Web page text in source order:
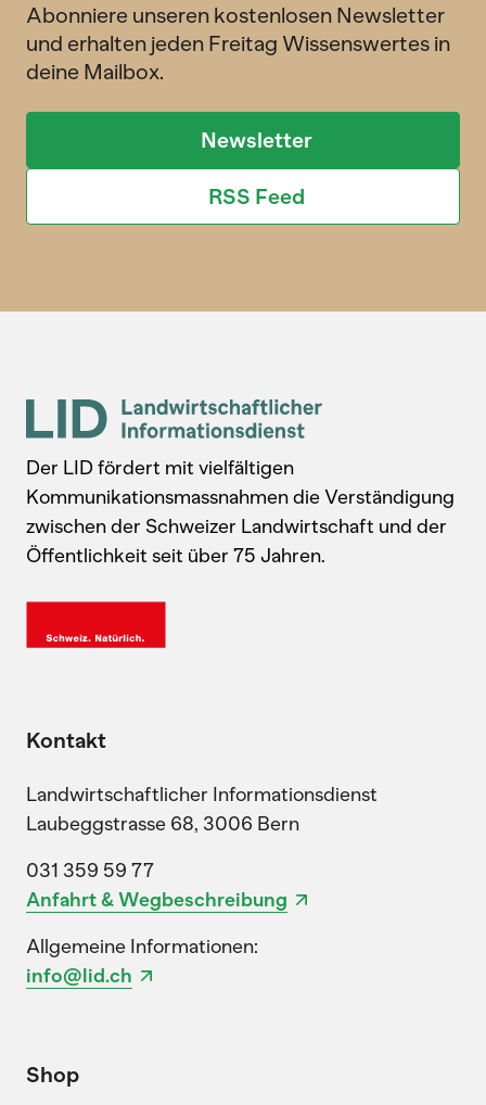
Abonniere unseren kostenlosen Newsletter
und erhalten jeden Freitag Wissenswertes in
deine Mailbox.
Newsletter
RSS Feed
Der LID fördert mit vielfältigen
Kommunikationsmassnahmen die Verständigung
zwischen der Schweizer Landwirtschaft und der
Öffentlichkeit seit über 75 Jahren.
Kontakt
Landwirtschaftlicher Informationsdienst
Laubeggstrasse 68, 3006 Bern
031 359 59 77
Anfahrt & Wegbeschreibung
Allgemeine Informationen:
info@lid.ch
Shop